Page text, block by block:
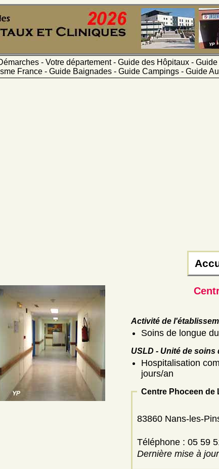
- Votre département - Guide des Hôpitaux -
France - Guide Baignades - Guide Campings - Guide
Activité de
Soins de longue
USLD - Unité de soins
Hospitalisation
jours/an
Centre Phoceen de
83860 Nans-les-
Téléphone :
Dernière mise à